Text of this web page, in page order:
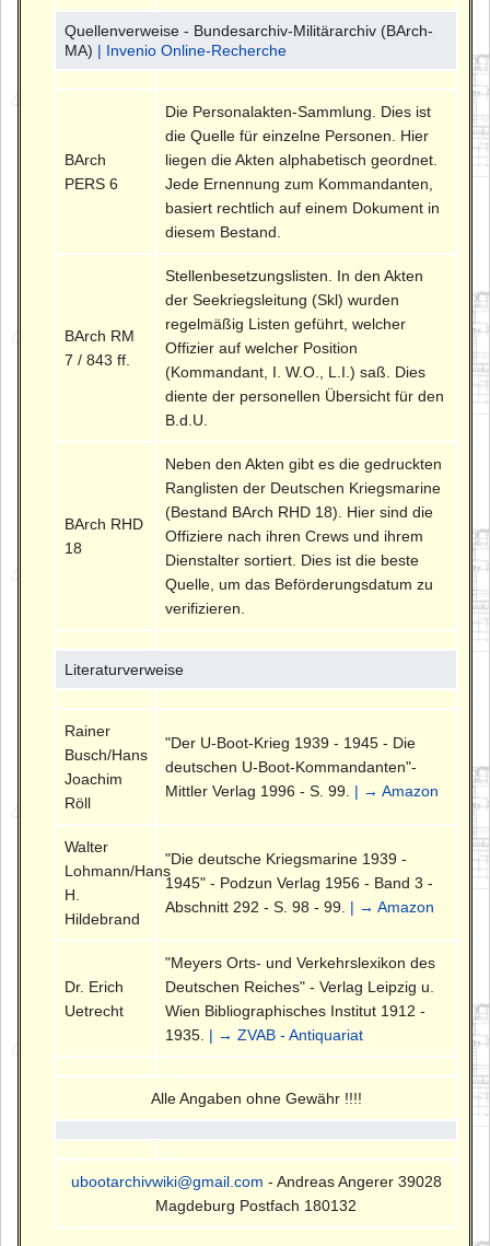
Quellenverweise - Bundesarchiv-Militärarchiv (BArch-
MA) | Invenio Online-Recherche
BArch
PERS 6
Die Personalakten-Sammlung. Dies ist
die Quelle für einzelne Personen. Hier
liegen die Akten alphabetisch geordnet.
Jede Ernennung zum Kommandanten,
basiert rechtlich auf einem Dokument in
diesem Bestand.
BArch RM
7 / 843 ff.
Stellenbesetzungslisten. In den Akten
der Seekriegsleitung (Skl) wurden
regelmäßig Listen geführt, welcher
Offizier auf welcher Position
(Kommandant, I. W.O., L.I.) saß. Dies
diente der personellen Übersicht für den
B.d.U.
BArch RHD
18
Neben den Akten gibt es die gedruckten
Ranglisten der Deutschen Kriegsmarine
(Bestand BArch RHD 18). Hier sind die
Offiziere nach ihren Crews und ihrem
Dienstalter sortiert. Dies ist die beste
Quelle, um das Beförderungsdatum zu
verifizieren.
Literaturverweise
Rainer
Busch/Hans
Joachim
Röll
"Der U-Boot-Krieg 1939 - 1945 - Die
deutschen U-Boot-Kommandanten"-
Mittler Verlag 1996 - S. 99. | → Amazon
Walter
Lohmann/Hans
H.
Hildebrand
"Die deutsche Kriegsmarine 1939 -
1945" - Podzun Verlag 1956 - Band 3 -
Abschnitt 292 - S. 98 - 99. | → Amazon
Dr. Erich
Uetrecht
"Meyers Orts- und Verkehrslexikon des
Deutschen Reiches" - Verlag Leipzig u.
Wien Bibliographisches Institut 1912 -
1935. | → ZVAB - Antiquariat
Alle Angaben ohne Gewähr !!!!
ubootarchivwiki@gmail.com - Andreas Angerer 39028
Magdeburg Postfach 180132